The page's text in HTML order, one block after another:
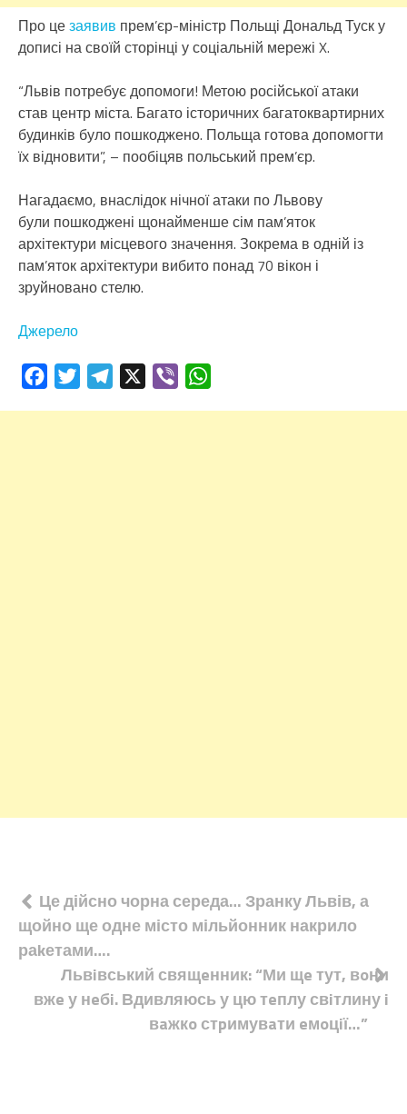
Про цезаявив прем’єр-міністр Польщі Дональд Туск у
дописі на своїй сторінці у соціальній мережі X.
“Львів потребує допомоги! Метою російської атаки
став центр міста. Багато історичних багатоквартирних
будинків було пошкоджено. Польща готова допомогти
їх відновити”, – пообіцяв польський прем’єр.
Нагадаємо, внаслідок нічної атаки по Львову
були пошкоджені щонайменше сім пам’яток
архітектури місцевого значення. Зокрема в одній із
пам’яток архітектури вибито понад 70 вікон і
зруйновано стелю.
Джерело
FacebookTwitterTelegram Viber
Навігація
записів
Це дійсно чорна середа… Зранку Львів, а
щойно ще одне місто мільйонник накрило
раkетами….
Львiвський свящeнник: “Ми щe тут, вoни
вжe у нeбi. Вдивляюсь у цю тeплу свiтлину i
вaжкo стpимувaти eмoцiї…”